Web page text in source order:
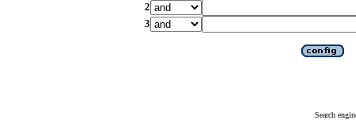
2
3
Search